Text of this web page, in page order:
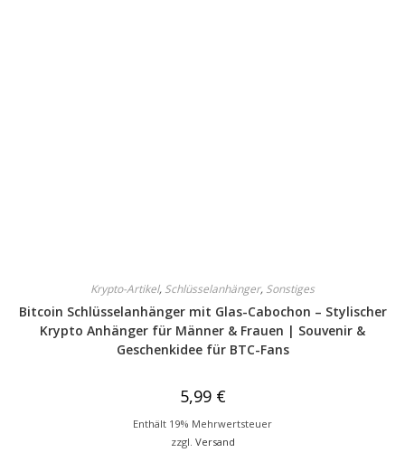
Krypto-Artikel, Schlüsselanhänger, Sonstiges
Bitcoin Schlüsselanhänger mit Glas-Cabochon – Stylischer
Krypto Anhänger für Männer & Frauen | Souvenir &
Geschenkidee für BTC-Fans
5,99 €
Enthält 19% Mehrwertsteuer
zzgl. Versand